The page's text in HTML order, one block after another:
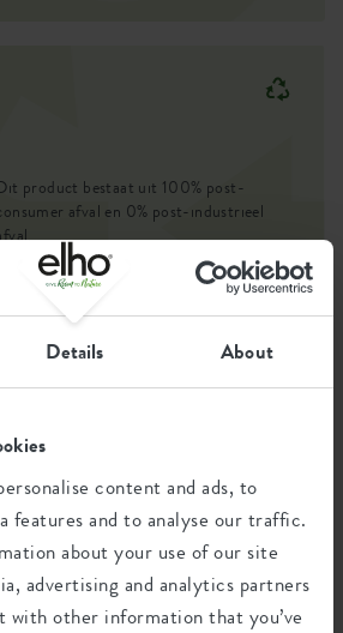
Details About
content and ads, to
features and to analyse our traffic.
about your use of our site
advertising and analytics partners
with other information that you’ve
product bestaat uit 100% post-
afval en 0% post-industrieel
99
UV-beschermd
vorstbestendig